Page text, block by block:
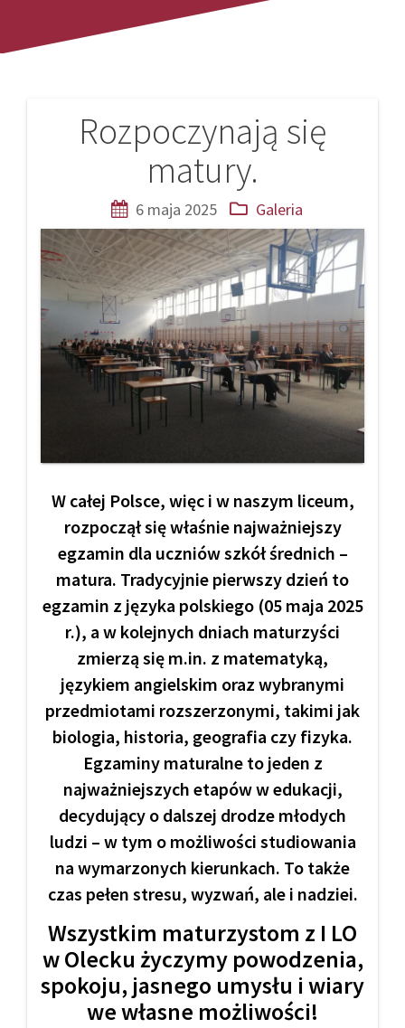
Rozpoczynają się
matury.
6 maja 2025 Galeria
W całej Polsce, więc i w naszym liceum,
rozpoczął się właśnie najważniejszy
egzamin dla uczniów szkół średnich –
matura. Tradycyjnie pierwszy dzień to
egzamin z języka polskiego (05 maja 2025
r.), a w kolejnych dniach maturzyści
zmierzą się m.in. z matematyką,
językiem angielskim oraz wybranymi
przedmiotami rozszerzonymi, takimi jak
biologia, historia, geografia czy fizyka.
Egzaminy maturalne to jeden z
najważniejszych etapów w edukacji,
decydujący o dalszej drodze młodych
ludzi – w tym o możliwości studiowania
na wymarzonych kierunkach. To także
czas pełen stresu, wyzwań, ale i nadziei.
Wszystkim maturzystom z I LO
w Olecku życzymy powodzenia,
spokoju, jasnego umysłu i wiary
we własne możliwości!
Nawigacja